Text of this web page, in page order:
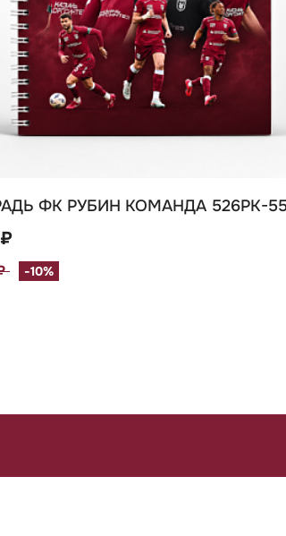
ФК РУБИН КОМАНДА 526РК-
-10%